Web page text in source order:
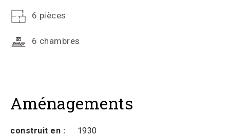
6 pièces
6 chambres
Aménagements
construit en :
1930